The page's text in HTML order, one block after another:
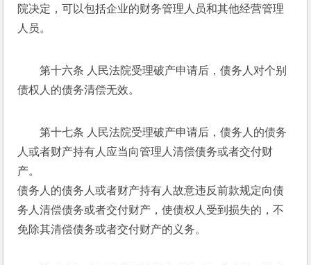
院决定，可以包括企业的财务管理人员和其他经营管理
人员。
第十六条 人民法院受理破产申请后，债务人对个别
债权人的债务清偿无效。
第十七条 人民法院受理破产申请后，债务人的债务
人或者财产持有人应当向管理人清偿债务或者交付财
产。
债务人的债务人或者财产持有人故意违反前款规定向债
务人清偿债务或者交付财产，使债权人受到损失的，不
免除其清偿债务或者交付财产的义务。